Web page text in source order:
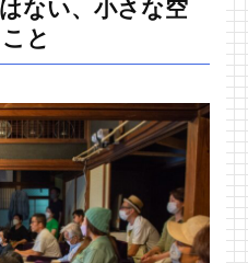
ない、小さな空
と